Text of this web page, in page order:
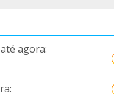
agora: